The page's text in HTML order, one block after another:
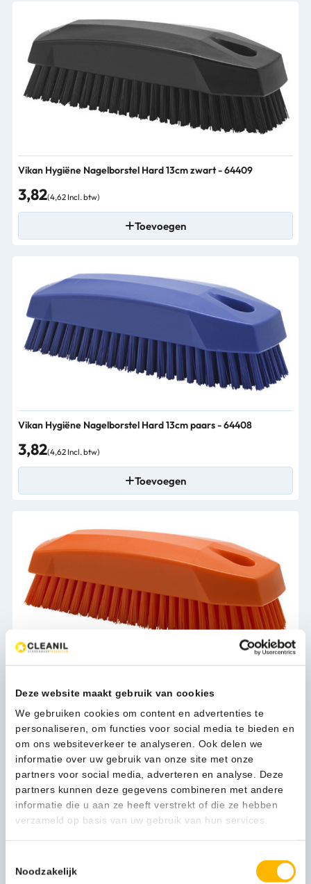
Deze website maakt gebruik van cookies
We gebruiken cookies om content en advertenties te
personaliseren, om functies voor social media te bieden en
om ons websiteverkeer te analyseren. Ook delen we
informatie over uw gebruik van onze site met onze
partners voor social media, adverteren en analyse. Deze
partners kunnen deze gegevens combineren met andere
informatie die u aan ze heeft verstrekt of die ze hebben
verzameld op basis van uw gebruik van hun services.
Noodzakelijk
Vikan Hygiëne Nagelborstel Hard 13cm zwart - 64409
3,82(4,62 Incl. btw)
Toevoegen
Vikan Hygiëne Nagelborstel Hard 13cm paars - 64408
3,82(4,62 Incl. btw)
Toevoegen
Toevoegen